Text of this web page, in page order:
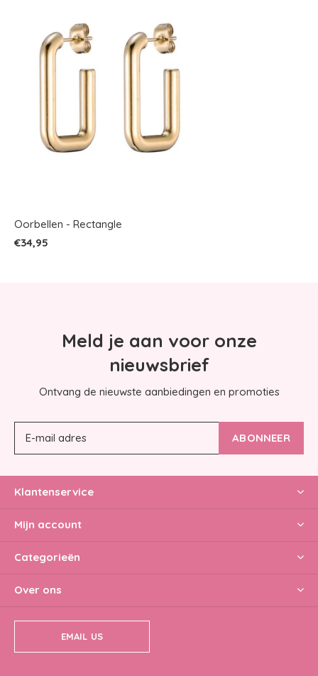
Oorbellen - Rectangle
€34,95
Meld je aan voor onze
nieuwsbrief
Ontvang de nieuwste aanbiedingen en promoties
ABONNEER
Klantenservice
Mijn account
Categorieën
Over ons
EMAIL US